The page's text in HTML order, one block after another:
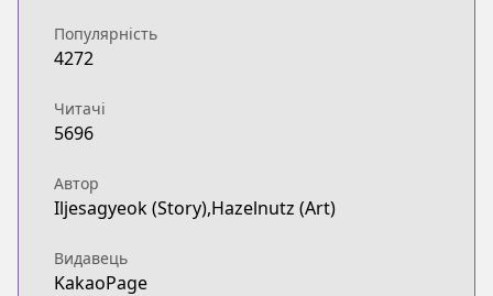
Популярність
4272
Читачі
5696
Автор
Iljesagyeok (Story),Hazelnutz (Art)
Видавець
KakaoPage